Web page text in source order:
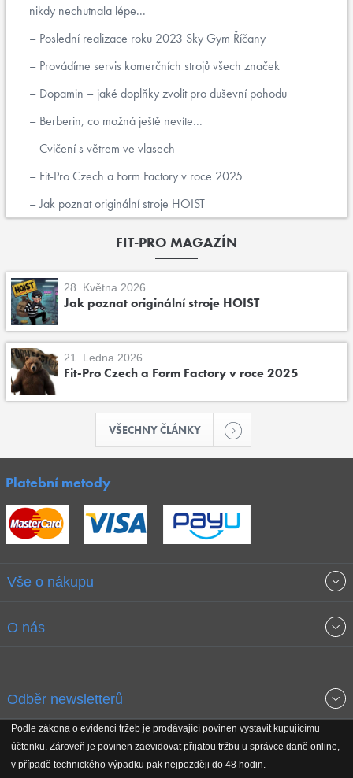
nikdy nechutnala lépe...
Poslední realizace roku 2023 Sky Gym Říčany
Provádíme servis komerčních strojů všech značek
Dopamin – jaké doplňky zvolit pro duševní pohodu
Berberin, co možná ještě nevíte...
Cvičení s větrem ve vlasech
Fit-Pro Czech a Form Factory v roce 2025
Jak poznat originální stroje HOIST
FIT-PRO MAGAZÍN
28. Května 2026
Jak poznat originální stroje HOIST
21. Ledna 2026
Fit-Pro Czech a Form Factory v roce 2025
VŠECHNY ČLÁNKY
Platební metody
Vše o nákupu
Obchodní podmínky
Reklamační řád
O nás
Koho podporujeme
Odběr newsletterů
Získejte přehled o novinkách, slevách, akčním zboží a upozornění
na nové články v magazínu!
Podle zákona o evidenci tržeb je prodávající povinen vystavit kupujícímu
účtenku. Zároveň je povinen zaevidovat přijatou tržbu u správce daně online,
v případě technického výpadku pak nejpozději do 48 hodin.